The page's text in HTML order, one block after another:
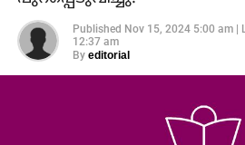
Published Nov 15, 2024 5:00 am|
12:37 am
By editorial